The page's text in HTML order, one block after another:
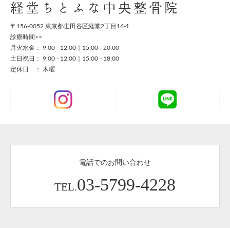
経堂ちとふな中央整骨院
〒156-0052 東京都世田谷区経堂2丁目16-1
診療時間>>
月火水金： 9:00 - 12:00｜15:00 - 20:00
土日祝日： 9:00 - 12:00｜15:00 - 18:00
定休日 ： 木曜
電話でのお問い合わせ
TEL.03-5799-4228